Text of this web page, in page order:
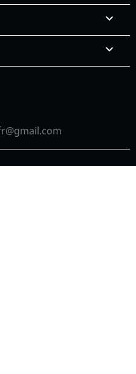

